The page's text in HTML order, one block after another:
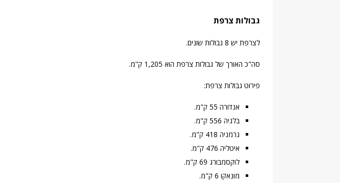
גבולות צרפת
לצרפת יש 8 גבולות שונים.
סה"כ האורך של גבולות צרפת הוא 1,205 ק"מ.
פירוט גבולות צרפת:
אנדורה 55 ק"מ.
בלגיה 556 ק"מ.
גרמניה 418 ק"מ.
איטליה 476 ק"מ.
לוקסמבורג 69 ק"מ.
מונאקו 6 ק"מ.